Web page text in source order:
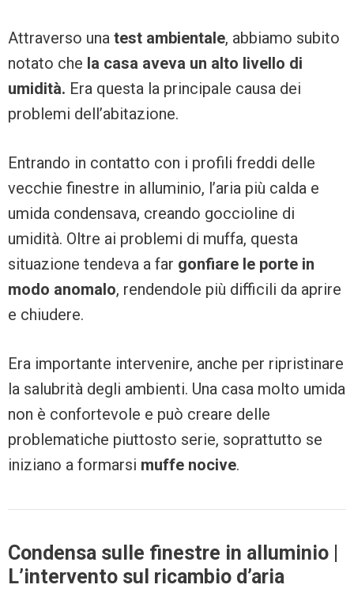
Attraverso una test ambientale, abbiamo subito
notato che la casa aveva un alto livello di
umidità. Era questa la principale causa dei
problemi dell’abitazione.
Entrando in contatto con i profili freddi delle
vecchie finestre in alluminio, l’aria più calda e
umida condensava, creando goccioline di
umidità. Oltre ai problemi di muffa, questa
situazione tendeva a far gonfiare le porte in
modo anomalo, rendendole più difficili da aprire
e chiudere.
Era importante intervenire, anche per ripristinare
la salubrità degli ambienti. Una casa molto umida
non è confortevole e può creare delle
problematiche piuttosto serie, soprattutto se
iniziano a formarsi muffe nocive.
Condensa sulle finestre in alluminio |
L’intervento sul ricambio d’aria